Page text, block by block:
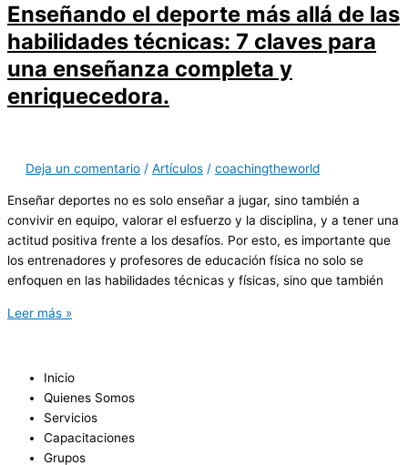
Enseñando el deporte más allá de las
habilidades técnicas: 7 claves para
una enseñanza completa y
enriquecedora.
Deja un comentario / Artículos / coachingtheworld
Enseñar deportes no es solo enseñar a jugar, sino también a
convivir en equipo, valorar el esfuerzo y la disciplina, y a tener una
actitud positiva frente a los desafíos. Por esto, es importante que
los entrenadores y profesores de educación física no solo se
enfoquen en las habilidades técnicas y físicas, sino que también
Leer más »
Inicio
Quienes Somos
Servicios
Capacitaciones
Grupos